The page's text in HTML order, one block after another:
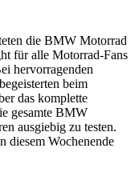
die BMW Motorrad
für alle Motorrad-Fans
hervorragenden
beim
das komplette
gesamte BMW
ausgiebig zu testen.
diesem Wochenende